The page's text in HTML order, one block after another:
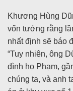
Khương Hùng
vốn tưởng rằng
nhất định sẽ báo
“Tuy nhiên, ông
đình họ Phạm,
chúng ta, và anh